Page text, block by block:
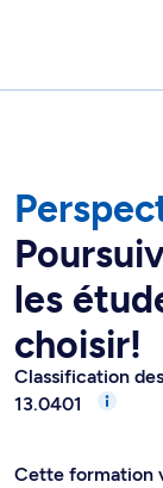
les
choisir!
Classification
13.0401
Cette formation